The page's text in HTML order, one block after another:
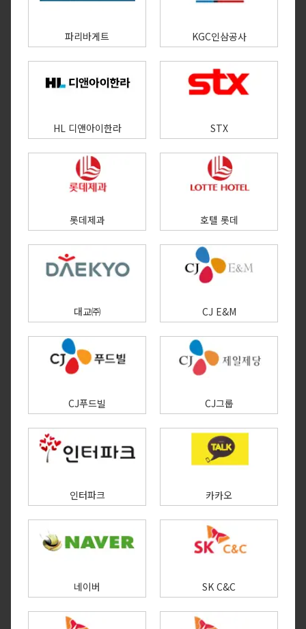
파리바게트 KGC인삼공사
HL 디앤아이한라 STX
롯데제과 호텔 롯데
대교㈜ CJ E&M
CJ푸드빌 CJ그룹
인터파크 카카오
네이버 SK C&C